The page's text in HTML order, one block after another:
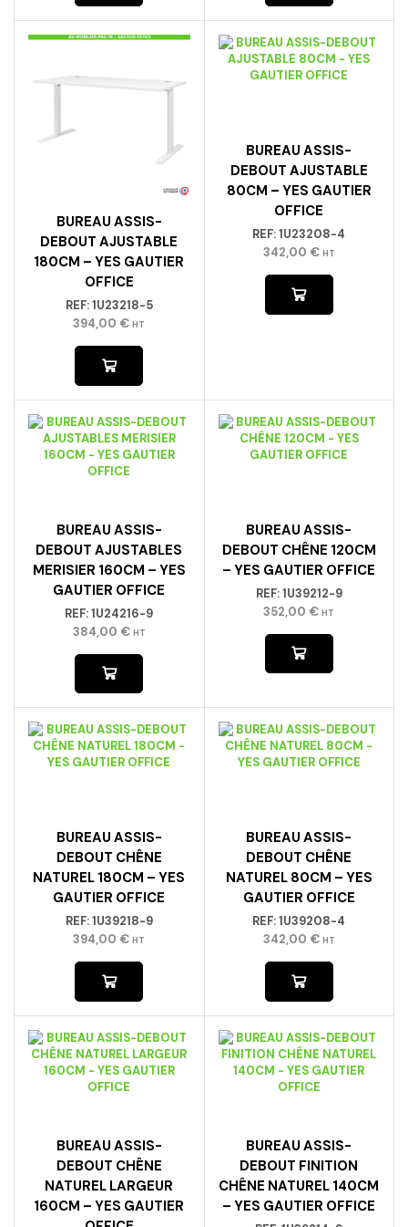
BUREAU ASSIS-
DEBOUT AJUSTABLE
180CM – YES GAUTIER
OFFICE
REF:1U23218-5
394,00 € HT
BUREAU ASSIS-
DEBOUT AJUSTABLE
80CM – YES GAUTIER
OFFICE
REF:1U23208-4
342,00 € HT
BUREAU ASSIS-
DEBOUT AJUSTABLES
MERISIER 160CM – YES
GAUTIER OFFICE
REF:1U24216-9
384,00 € HT
BUREAU ASSIS-
DEBOUT CHÊNE 120CM
– YES GAUTIER OFFICE
REF:1U39212-9
352,00 € HT
BUREAU ASSIS-
DEBOUT CHÊNE
NATUREL 180CM – YES
GAUTIER OFFICE
REF:1U39218-9
394,00 € HT
BUREAU ASSIS-
DEBOUT CHÊNE
NATUREL 80CM – YES
GAUTIER OFFICE
REF:1U39208-4
342,00 € HT
BUREAU ASSIS-
DEBOUT CHÊNE
NATUREL LARGEUR
160CM – YES GAUTIER
BUREAU ASSIS-
DEBOUT FINITION
CHÊNE NATUREL 140CM
– YES GAUTIER OFFICE